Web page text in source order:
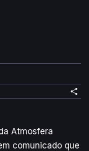
Atmosfera
comunicado que